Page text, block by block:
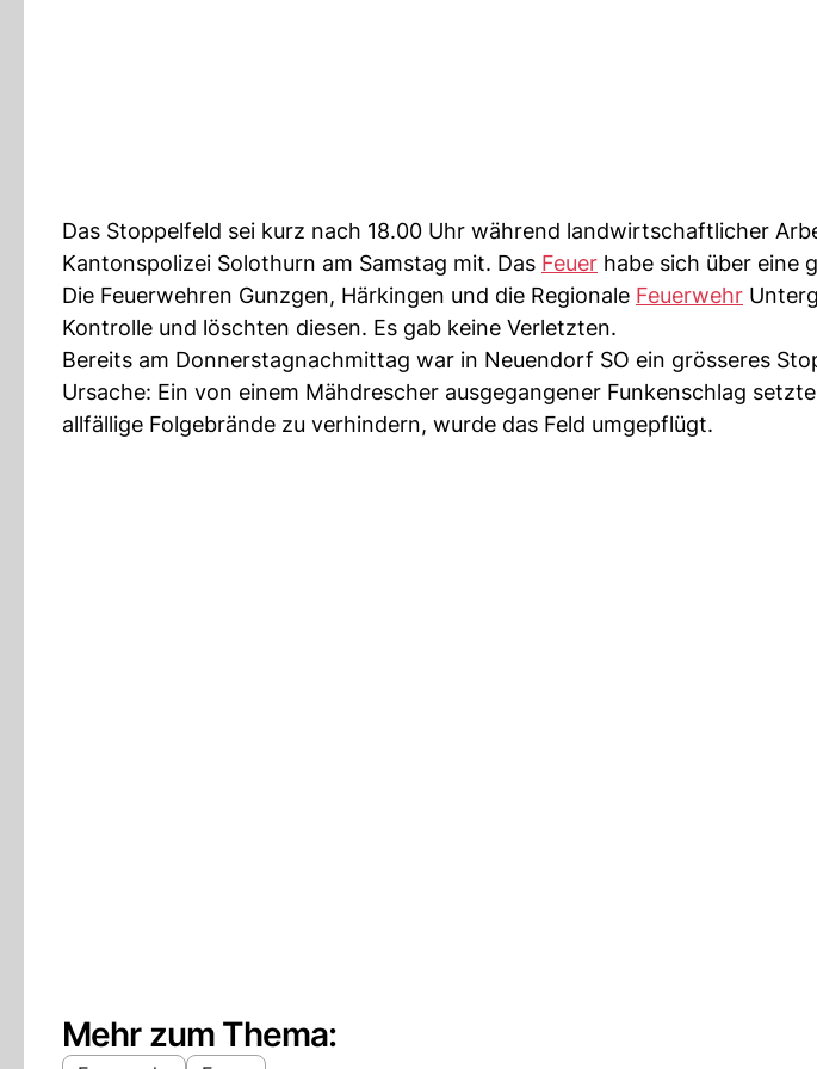
Das Stoppelfeld sei kurz nach 18.00 Uhr während landwirtschaftlicher
Kantonspolizei Solothurn am Samstag mit. Das Feuer habe sich über eine
Die Feuerwehren Gunzgen, Härkingen und die Regionale Feuerwehr
Kontrolle und löschten diesen. Es gab keine Verletzten.
Bereits am Donnerstagnachmittag war in Neuendorf SO ein grösseres
Ursache: Ein von einem Mähdrescher ausgegangener Funkenschlag
allfällige Folgebrände zu verhindern, wurde das Feld umgepflügt.
Mehr zum Thema: